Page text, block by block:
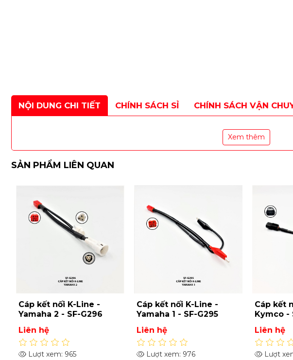
NỘI DUNG CHI TIẾT CHÍNH SÁCH SỈ CHÍNH SÁCH VẬN
Xem thêm
SẢN PHẨM LIÊN QUAN
Cáp kết nối K-Line -
Yamaha 2 - SF-G296
Liên hệ
Lượt xem: 965
Cáp kết nối K-Line -
Yamaha 1 - SF-G295
Liên hệ
Lượt xem: 976
Cáp kết
Kymco -
Liên hệ
Lượt